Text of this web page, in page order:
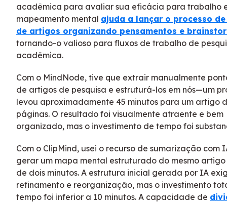
acadêmica para avaliar sua eficácia para trabalho
mapeamento mental ajuda a lançar o processo
de artigos organizando pensamentos e
tornando-o valioso para fluxos de trabalho de
acadêmica.
Com o MindNode, tive que extrair manualmente
de artigos de pesquisa e estruturá-los em nós—um
levou aproximadamente 45 minutos para um artigo
páginas. O resultado foi visualmente atraente e bem
organizado, mas o investimento de tempo foi
Com o ClipMind, usei o recurso de sumarização com
gerar um mapa mental estruturado do mesmo artigo
de dois minutos. A estrutura inicial gerada por IA
refinamento e reorganização, mas o investimento
tempo foi inferior a 10 minutos. A capacidade de